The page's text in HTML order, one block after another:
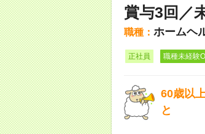
賞与3回／
職種： ホームヘ
正社員 職種未経験
60歳以
と